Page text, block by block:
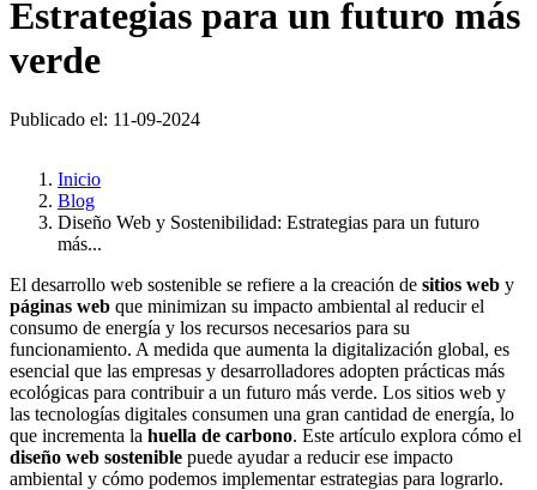
Estrategias para un futuro más
verde
Publicado el: 11-09-2024
Inicio
Blog
Diseño Web y Sostenibilidad: Estrategias para un futuro
más...
El desarrollo web sostenible se refiere a la creación de sitios web y
páginas web que minimizan su impacto ambiental al reducir el
consumo de energía y los recursos necesarios para su
funcionamiento. A medida que aumenta la digitalización global, es
esencial que las empresas y desarrolladores adopten prácticas más
ecológicas para contribuir a un futuro más verde. Los sitios web y
las tecnologías digitales consumen una gran cantidad de energía, lo
que incrementa la huella de carbono. Este artículo explora cómo el
diseño web sostenible puede ayudar a reducir ese impacto
ambiental y cómo podemos implementar estrategias para lograrlo.